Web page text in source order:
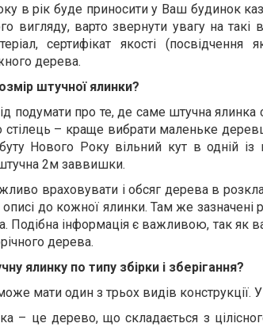
в рік буде приносити у Ваш будинок
вигляду, варто звернути увагу на
сертифікат якості (посвідчення
дерева.
штучної ялинки?
подумати про те, де саме штучна ялинка
стілець – краще вибрати маленьке
Нового Року вільний кут в одній
2м заввишки.
враховувати і обсяг дерева в
до кожної ялинки. Там же зазначені
Подібна інформація є важливою, так як
дерева.
ялинку по типу збірки і зберігання?
мати один з трьох видів конструкції.
– це дерево, що складається з